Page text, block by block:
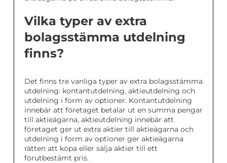
Vilka typer av extra
bolagsstämma utdelning
finns?
Det finns tre vanliga typer av extra bolagsstämma
utdelning: kontantutdelning, aktieutdelning och
utdelning i form av optioner. Kontantutdelning
innebär att företaget betalar ut en summa pengar
till aktieägarna, aktieutdelning innebär att
företaget ger ut extra aktier till aktieägarna och
utdelning i form av optioner ger aktieägarna
rätten att köpa eller sälja aktier till ett
förutbestämt pris.